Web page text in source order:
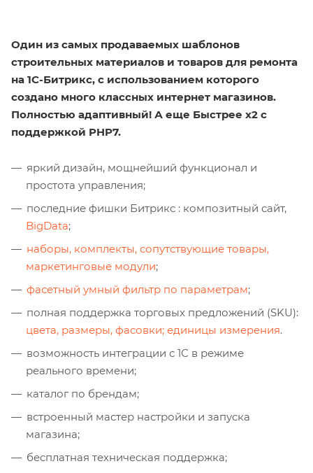
Один из самых продаваемых шаблонов
строительных материалов и товаров для ремонта
на 1С-Битрикс, с использованием которого
создано много классных интернет магазинов.
Полностью адаптивный! А еще Быстрее x2 c
поддержкой PHP7.
яркий дизайн, мощнейший функционал и
простота управления;
последние фишки Битрикс : композитный сайт,
BigData;
наборы, комплекты, сопутствующие товары,
маркетинговые модули;
фасетный умный фильтр по параметрам;
полная поддержка торговых предложений (SKU):
цвета, размеры, фасовки; единицы измерения.
возможность интеграции с 1С в режиме
реального времени;
каталог по брендам;
встроенный мастер настройки и запуска
магазина;
бесплатная техническая поддержка;